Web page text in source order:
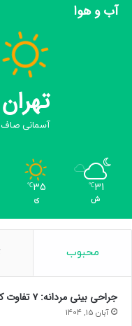
آب و هوا
تهران
آسمانی صاف
31
℃
ش
35
℃
ی
محبوب
جراحی بینی مردانه: ۷ تفاوت کلیدی که بینی شما را “زنانه” نمی‌کند!
آبان 15, 1404